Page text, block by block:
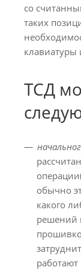
со
таких
клавиатуры
ТСД
обычно
какого
решений